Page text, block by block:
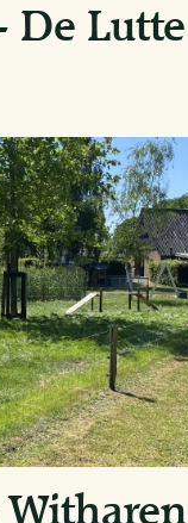
De Lutte